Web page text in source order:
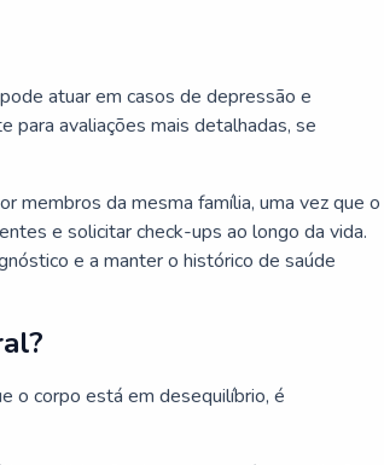
atuar em casos de depressão e
para avaliações mais detalhadas, se
membros da mesma família, uma vez que o
e solicitar check-ups ao longo da vida.
e a manter o histórico de saúde
o corpo está em desequilíbrio, é